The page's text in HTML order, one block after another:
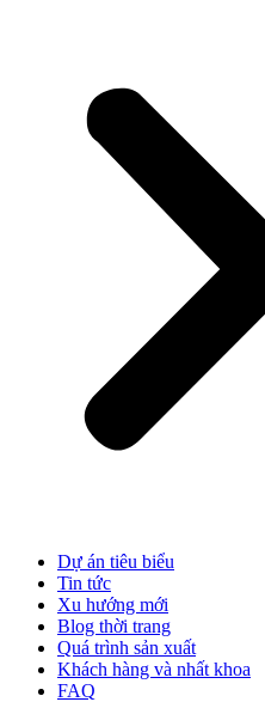
Dự án tiêu biểu
Tin tức
Xu hướng mới
Blog thời trang
Quá trình sản xuất
Khách hàng và nhất khoa
FAQ